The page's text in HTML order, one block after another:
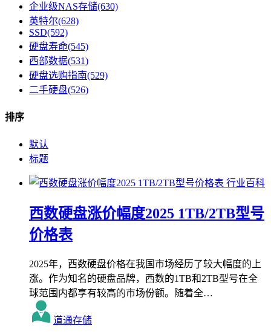
企业级NAS存储(630)
英特尔(628)
SSD(592)
硬盘寿命(545)
西部数据(531)
硬盘选购指南(529)
二手硬盘(526)
排序
默认
标题
行业百科
西数硬盘涨价幅度2025 1TB/2TB型号
价格表
2025年，西数硬盘价格在我国市场经历了较大幅度的上
涨。作为知名的硬盘品牌，西数的1TB和2TB型号在全
球范围内都享有较高的市场份额。随着全…
道通存储